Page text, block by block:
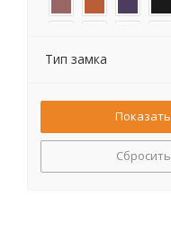
Тип замка
Сбросить